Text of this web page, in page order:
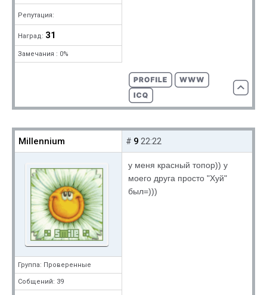
Репутация:
Наград: 31
Замечания : 0%
Millennium
Группа: Проверенные
Собщений: 39
# 9 22:22
у меня красный топор)) у
моего друга просто "Хуй"
был=)))